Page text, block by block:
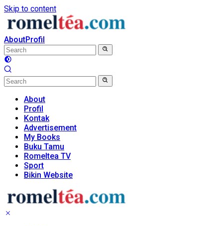
Skip to content
AboutProfil
About
Profil
Kontak
Advertisement
My Books
Buku Tamu
Romeltea TV
Sport
Bikin Website